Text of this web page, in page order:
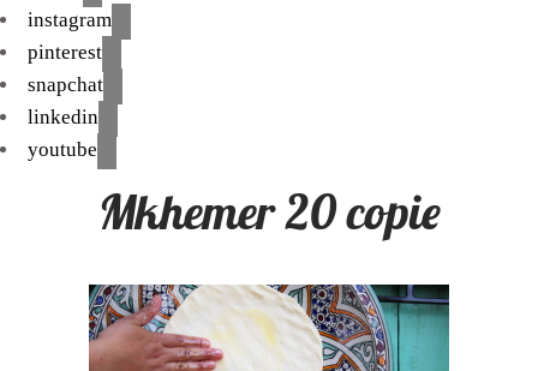
instagram
pinterest
snapchat
linkedin
youtube
Mkhemer 20 copie